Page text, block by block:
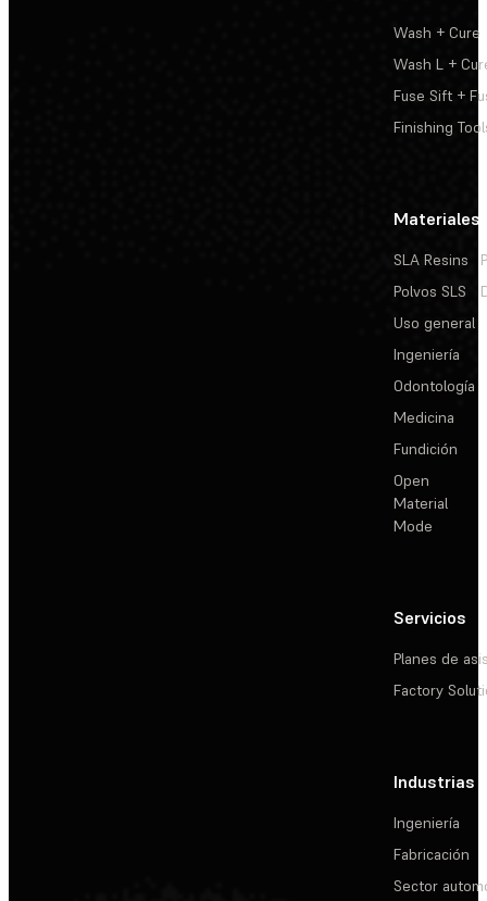
Wash + Cure
Wash L +
Fuse Sift +
Finishing
Materiales
SLA Resins
Polvos SLS
Uso general
Ingeniería
Odontología
Medicina
Fundición
Open
Material
Mode
Servicios
Planes de
Factory
Industrias
Ingeniería
Fabricación
Sector